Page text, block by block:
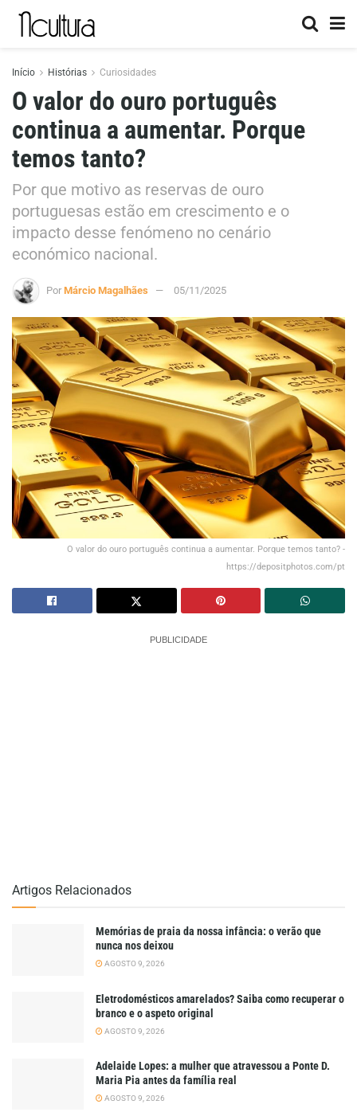
Início Histórias Curiosidades
O valor do ouro português
continua a aumentar. Porque
temos tanto?
Por que motivo as reservas de ouro
portuguesas estão em crescimento e o
impacto desse fenómeno no cenário
económico nacional.
Por Márcio Magalhães 05/11/2025
O valor do ouro português continua a aumentar. Porque temos tanto? -
https://depositphotos.com/pt
PUBLICIDADE
Artigos Relacionados
Memórias de praia da nossa infância: o verão que
nunca nos deixou
AGOSTO 9, 2026
Eletrodomésticos amarelados? Saiba como recuperar o
branco e o aspeto original
AGOSTO 9, 2026
Adelaide Lopes: a mulher que atravessou a Ponte D.
Maria Pia antes da família real
AGOSTO 9, 2026